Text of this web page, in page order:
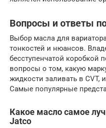
Вопросы и ответы
Выбор масла для
тонкостей и нюансов.
бесступенчатой коробкой
вопросы о том, какую
жидкости заливать в CVT,
Самые популярные
Какое масло самое
Jatco